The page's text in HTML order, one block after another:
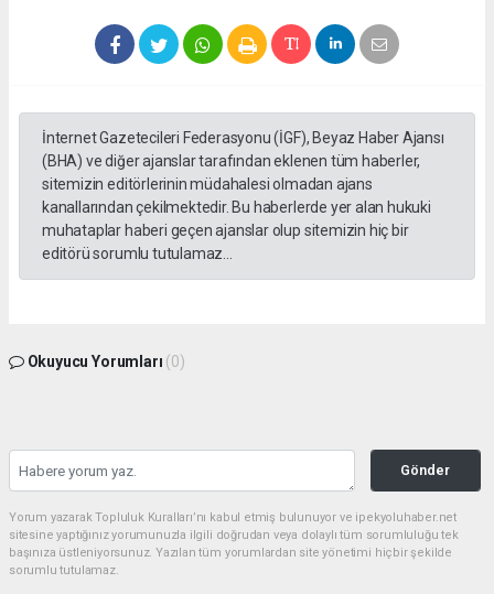
İnternet Gazetecileri Federasyonu (İGF), Beyaz Haber Ajansı
(BHA) ve diğer ajanslar tarafından eklenen tüm haberler,
sitemizin editörlerinin müdahalesi olmadan ajans
kanallarından çekilmektedir. Bu haberlerde yer alan hukuki
muhataplar haberi geçen ajanslar olup sitemizin hiç bir
editörü sorumlu tutulamaz...
Okuyucu Yorumları (0)
Gönder
Yorum yazarak Topluluk Kuralları’nı kabul etmiş bulunuyor ve ipekyoluhaber.net
sitesine yaptığınız yorumunuzla ilgili doğrudan veya dolaylı tüm sorumluluğu tek
başınıza üstleniyorsunuz. Yazılan tüm yorumlardan site yönetimi hiçbir şekilde
sorumlu tutulamaz.